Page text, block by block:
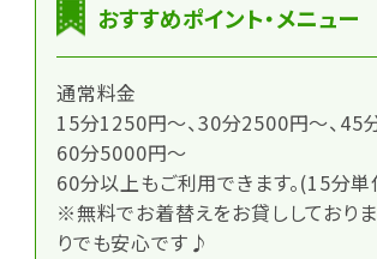
おすすめポイント・メニュー
通常料金
15分1250円～、30分2500円～、45
60分5000円～
60分以上もご利用できます。(15分
※無料でお着替えをお貸ししておりま
りでも安心です♪